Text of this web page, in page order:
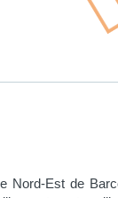
Nord-Est de